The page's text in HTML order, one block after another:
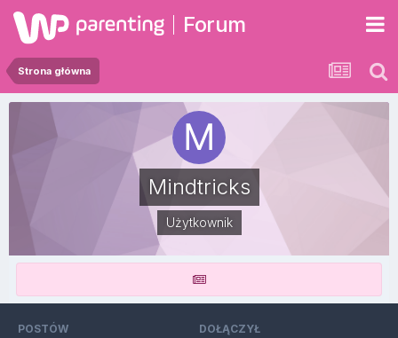
Forum
Strona główna
Mindtricks
Użytkownik
POSTÓW DOŁĄCZYŁ